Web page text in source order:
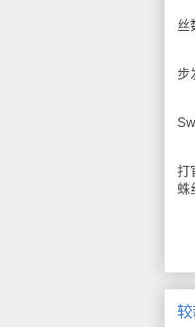
丝
步
打
蛛